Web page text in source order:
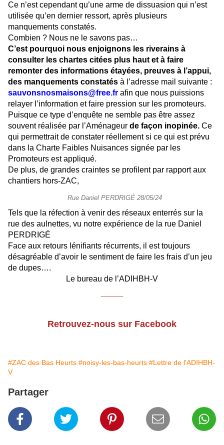
Ce n’est cependant qu’une arme de dissuasion qui n’est
utilisée qu’en dernier ressort, après plusieurs
manquements constatés.
Combien ? Nous ne le savons pas…
C’est pourquoi nous enjoignons les riverains à
consulter les chartes citées plus haut et à faire
remonter des informations étayées, preuves à l’appui,
des manquements constatés à l’adresse mail suivante :
sauvonsnosmaisons@free.fr afin que nous puissions
relayer l’information et faire pression sur les promoteurs.
Puisque ce type d’enquête ne semble pas être assez
souvent réalisée par l’Aménageur de façon inopinée. Ce
qui permettrait de constater réellement si ce qui est prévu
dans la Charte Faibles Nuisances signée par les
Promoteurs est appliqué.
De plus, de grandes craintes se profilent par rapport aux
chantiers hors-ZAC,
Rue Daniel PERDRIGÉ 28/05/24
Tels que la réfection à venir des réseaux enterrés sur la
rue des aulnettes, vu notre expérience de la rue Daniel
PERDRIGÉ
Face aux retours lénifiants récurrents, il est toujours
désagréable d’avoir le sentiment de faire les frais d’un jeu
de dupes….
Le bureau de l’ADIHBH-V
Retrouvez-nous sur Facebook
#ZAC des Bas Heurts #noisy-les-bas-heurts #Lettre de l'ADIHBH-
V
Partager